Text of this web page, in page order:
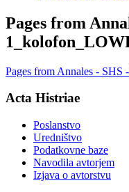
Pages from
Pages from Annales -
Acta Histriae
Poslanstvo
Uredništvo
Podatkovne baze
Navodila avtorjem
Izjava o avtorstvu